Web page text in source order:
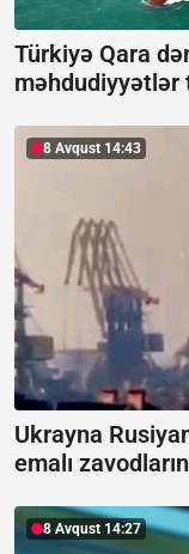
Türkiyə Qara
məhdudiyyətlər
8 Avqust 14:43
Ukrayna
emalı
8 Avqust 14:27